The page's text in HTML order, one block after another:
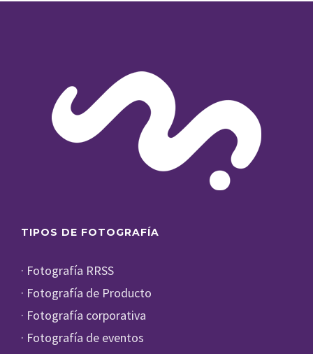
TIPOS DE FOTOGRAFÍA
· Fotografía RRSS
· Fotografía de Producto
· Fotografía corporativa
· Fotografía de eventos